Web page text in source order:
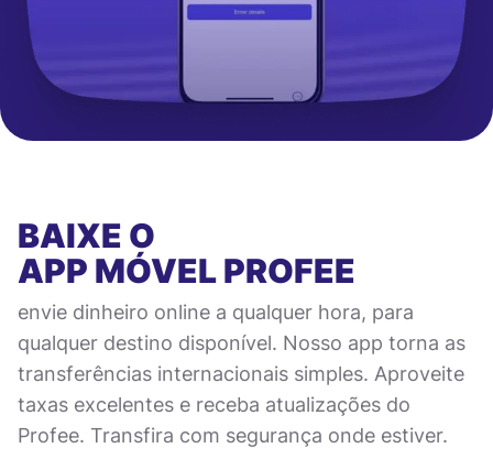
BAIXE O
APP MÓVELPROFEE
envie dinheiro online a qualquer hora, para
qualquer destino disponível. Nosso app torna as
transferências internacionais simples. Aproveite
taxas excelentes e receba atualizações do
Profee. Transfira com segurança onde estiver.